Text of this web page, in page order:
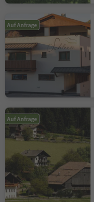
Auf Anfrage
Auf Anfrage